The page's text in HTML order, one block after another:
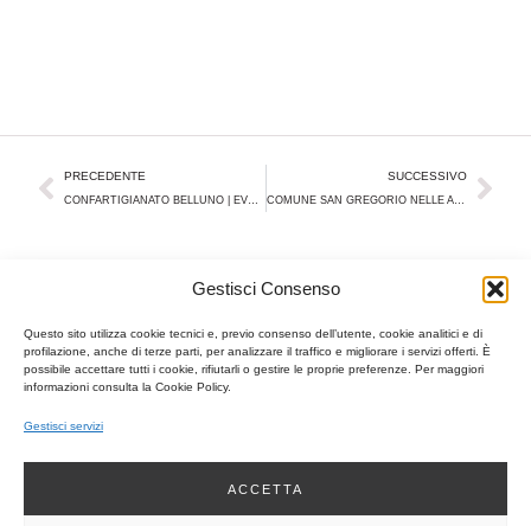
Gestisci Consenso
Questo sito utilizza cookie tecnici e, previo consenso dell’utente, cookie analitici e di
profilazione, anche di terze parti, per analizzare il traffico e migliorare i servizi offerti. È
possibile accettare tutti i cookie, rifiutarli o gestire le proprie preferenze. Per maggiori
informazioni consulta la Cookie Policy.
Gestisci servizi
ACCETTA
Precedente
PRECEDENTE
CONFARTIGIANATO BELLUNO | EVENTO PRESSO LONGARONE FIERE, 22/02/2025
SUCCESSIVO
COMUNE SAN GREGORIO NELLE ALPI | PARTECIPAZIONE FASE DI CONSULTAZIONE PAT, 19/02/2025
IN PRIMO PIANO